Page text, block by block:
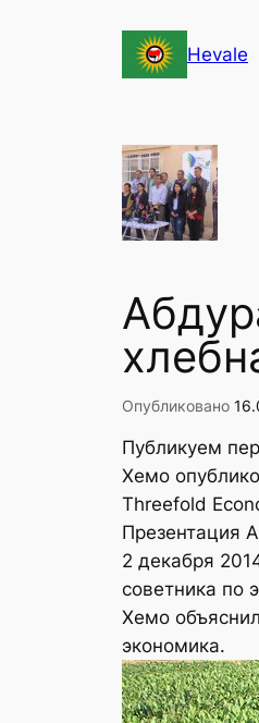
содержимому
Hevale
Опубликовано
Публикуем
Хемо
Threefold
Презентация
2 декабря
советника по
Хемо
экономика.